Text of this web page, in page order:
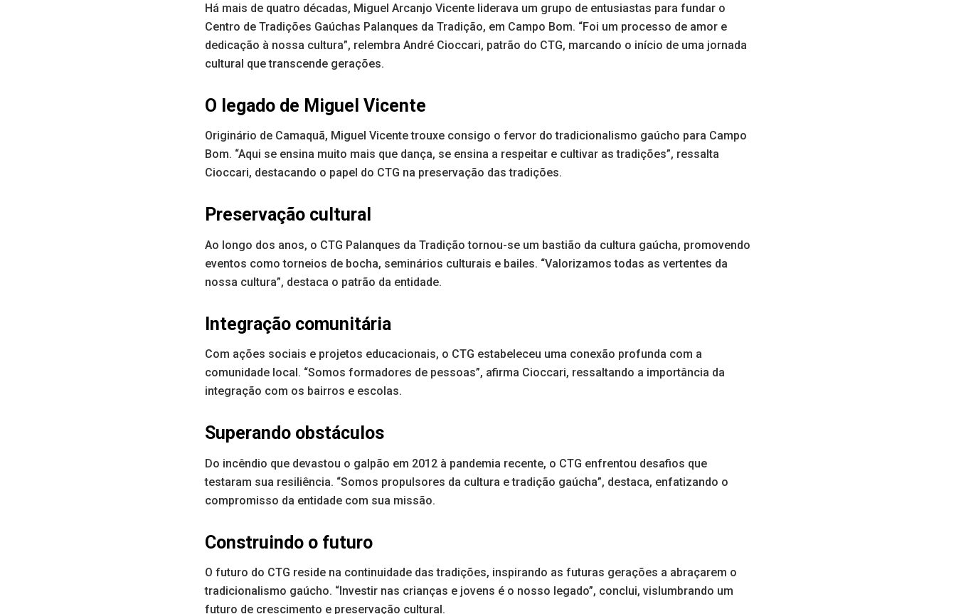
Há mais de quatro décadas, Miguel Arcanjo Vicente liderava um grupo de entusiastas para fundar o
Centro de Tradições Gaúchas Palanques da Tradição, em Campo Bom. “Foi um processo de amor e
dedicação à nossa cultura”, relembra André Cioccari, patrão do CTG, marcando o início de uma jornada
cultural que transcende gerações.
O legado de Miguel Vicente
Originário de Camaquã, Miguel Vicente trouxe consigo o fervor do tradicionalismo gaúcho para Campo
Bom. “Aqui se ensina muito mais que dança, se ensina a respeitar e cultivar as tradições”, ressalta
Cioccari, destacando o papel do CTG na preservação das tradições.
Preservação cultural
Ao longo dos anos, o CTG Palanques da Tradição tornou-se um bastião da cultura gaúcha, promovendo
eventos como torneios de bocha, seminários culturais e bailes. “Valorizamos todas as vertentes da
nossa cultura”, destaca o patrão da entidade.
Integração comunitária
Com ações sociais e projetos educacionais, o CTG estabeleceu uma conexão profunda com a
comunidade local. “Somos formadores de pessoas”, afirma Cioccari, ressaltando a importância da
integração com os bairros e escolas.
Superando obstáculos
Do incêndio que devastou o galpão em 2012 à pandemia recente, o CTG enfrentou desafios que
testaram sua resiliência. “Somos propulsores da cultura e tradição gaúcha”, destaca, enfatizando o
compromisso da entidade com sua missão.
Construindo o futuro
O futuro do CTG reside na continuidade das tradições, inspirando as futuras gerações a abraçarem o
tradicionalismo gaúcho. “Investir nas crianças e jovens é o nosso legado”, conclui, vislumbrando um
futuro de crescimento e preservação cultural.